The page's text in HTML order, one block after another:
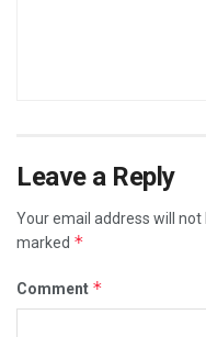
Leave a Reply
Your email address will not
marked *
Comment *